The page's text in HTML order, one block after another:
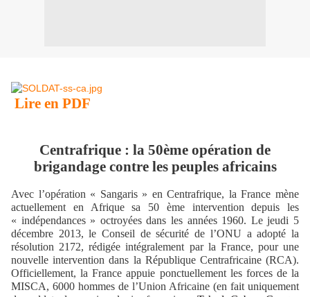
Lire en PDF
Centrafrique : la 50ème opération de
brigandage contre les peuples africains
Avec l’opération « Sangaris » en Centrafrique, la France mène
actuellement en Afrique sa 50 ème intervention depuis les
« indépendances » octroyées dans les années 1960. Le jeudi 5
décembre 2013, le Conseil de sécurité de l’ONU a adopté la
résolution 2172, rédigée intégralement par la France, pour une
nouvelle intervention dans la République Centrafricaine (RCA).
Officiellement, la France appuie ponctuellement les forces de la
MISCA, 6000 hommes de l’Union Africaine (en fait uniquement